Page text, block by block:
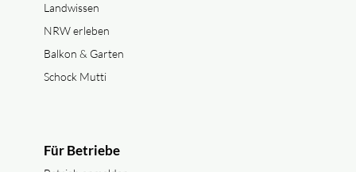
Landwissen
NRW erleben
Balkon & Garten
Schock Mutti
Für Betriebe